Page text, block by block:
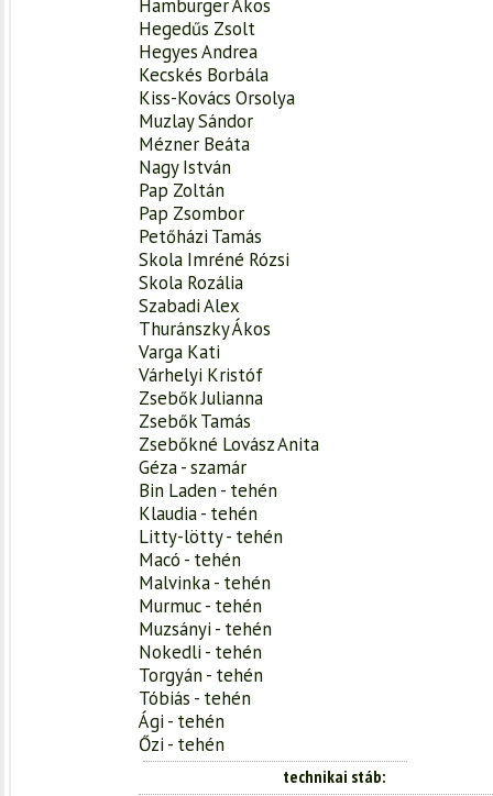
Hamburger Ákos
Hegedűs Zsolt
Hegyes Andrea
Kecskés Borbála
Kiss-Kovács Orsolya
Muzlay Sándor
Mézner Beáta
Nagy István
Pap Zoltán
Pap Zsombor
Petőházi Tamás
Skola Imréné Rózsi
Skola Rozália
Szabadi Alex
Thuránszky Ákos
Varga Kati
Várhelyi Kristóf
Zsebők Julianna
Zsebők Tamás
Zsebőkné Lovász Anita
Géza - szamár
Bin Laden - tehén
Klaudia - tehén
Litty-lötty - tehén
Macó - tehén
Malvinka - tehén
Murmuc - tehén
Muzsányi - tehén
Nokedli - tehén
Torgyán - tehén
Tóbiás - tehén
Ági - tehén
Őzi - tehén
technikai stáb